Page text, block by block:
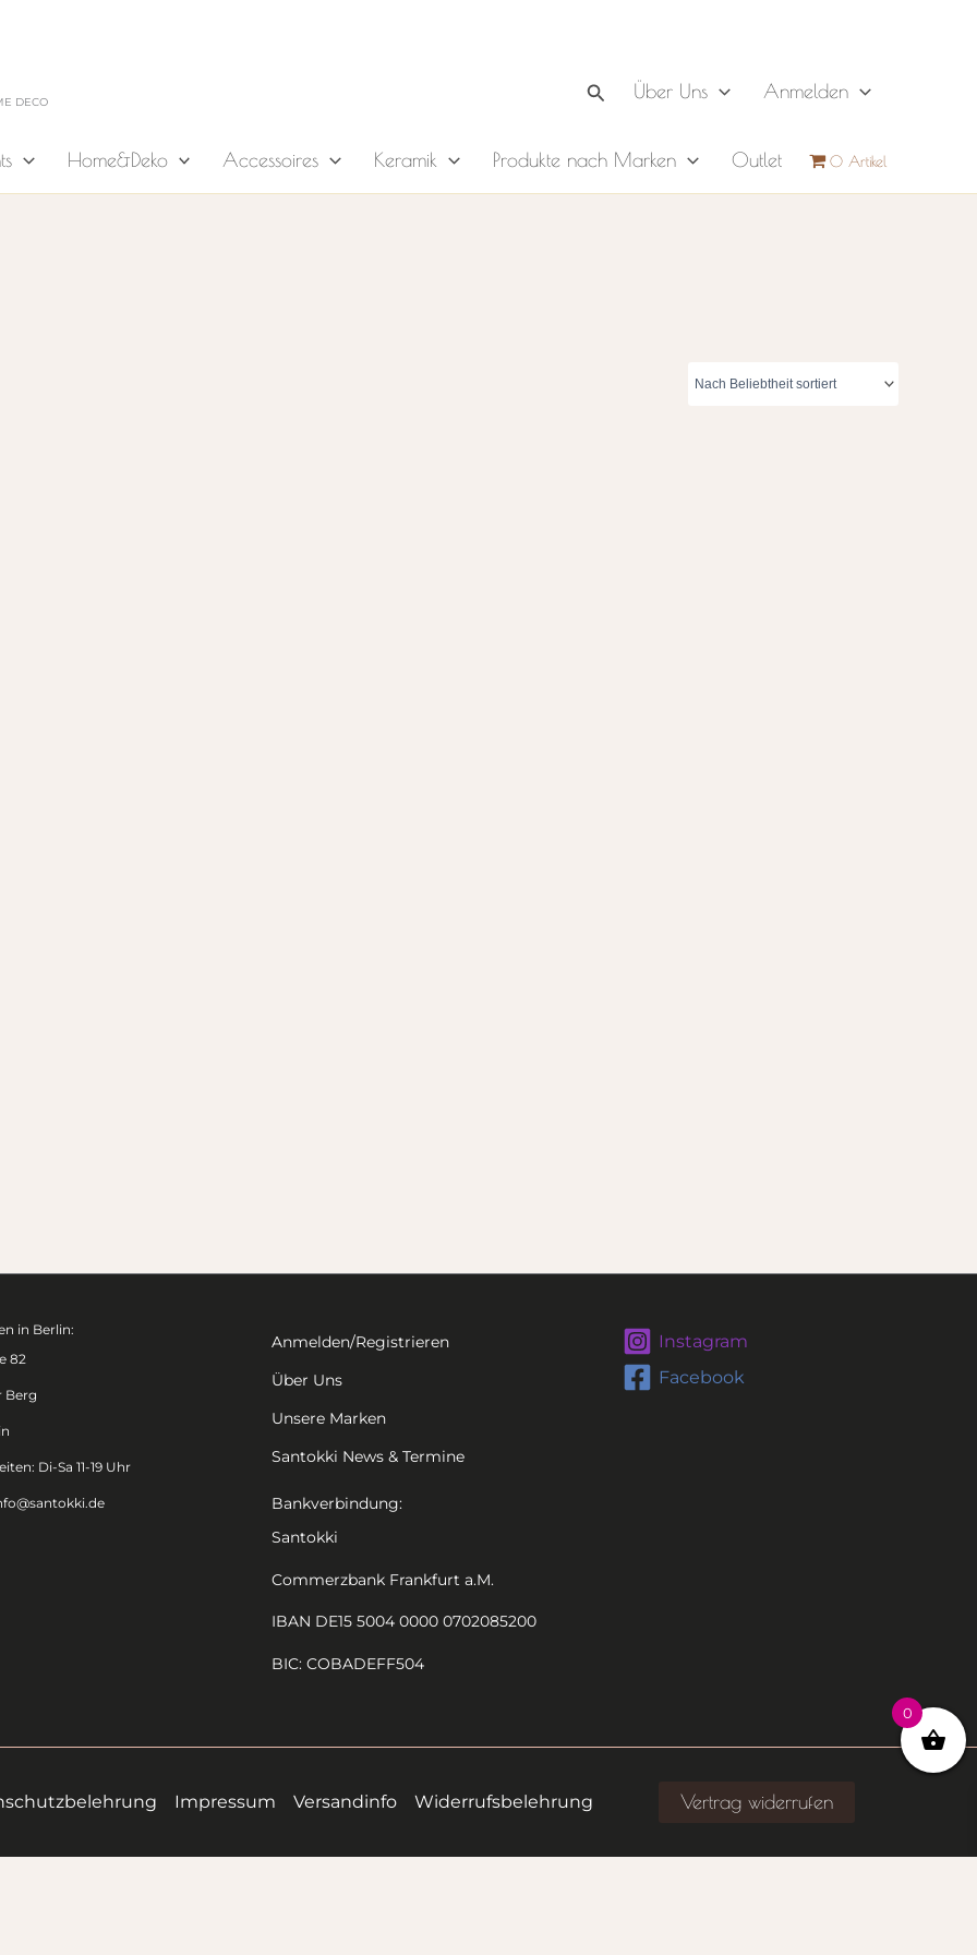
DECO Über Uns Anmelden
Home&Deko Accessoires Keramik Produkte nach Marken Outlet 0 Artikel
in Berlin:
82
Berg
Di-Sa 11-19 Uhr
Anmelden/Registrieren
Über Uns
Unsere Marken
Santokki News & Termine
Bankverbindung:
Santokki
Commerzbank Frankfurt a.M.
IBAN DE15 5004 0000 0702085200
BIC: COBADEFF504
Instagram
Facebook
Impressum Versandinfo Widerrufsbelehrung Vertrag widerrufen
0